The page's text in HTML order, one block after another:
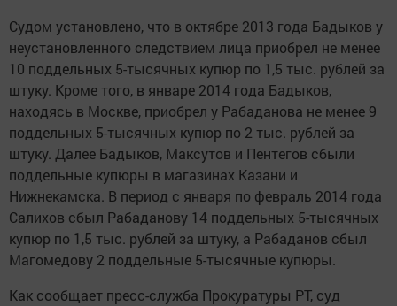
Судом установлено, что в октябре 2013 года Бадыков у
неустановленного следствием лица приобрел не менее
10 поддельных 5-тысячных купюр по 1,5 тыс. рублей за
штуку. Кроме того, в январе 2014 года Бадыков,
находясь в Москве, приобрел у Рабаданова не менее 9
поддельных 5-тысячных купюр по 2 тыс. рублей за
штуку. Далее Бадыков, Максутов и Пентегов сбыли
поддельные купюры в магазинах Казани и
Нижнекамска. В период с января по февраль 2014 года
Салихов сбыл Рабаданову 14 поддельных 5-тысячных
купюр по 1,5 тыс. рублей за штуку, а Рабаданов сбыл
Магомедову 2 поддельные 5-тысячные купюры.
Как сообщает пресс-служба Прокуратуры РТ, суд